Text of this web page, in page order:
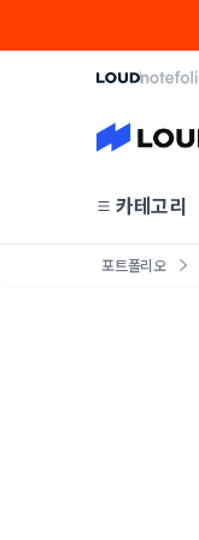
카테고리
포트폴리오